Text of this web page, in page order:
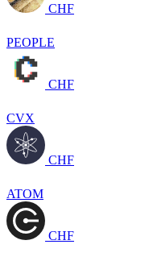
CHF
PEOPLE
CHF
CVX
CHF
ATOM
CHF